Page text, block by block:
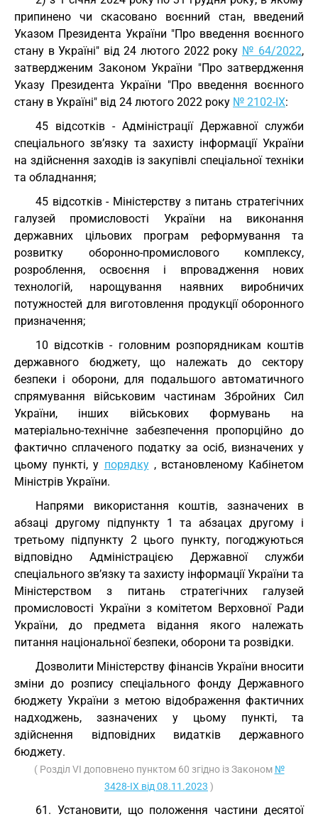
припинено чи скасовано воєнний стан, введений
Указом Президента України "Про введення воєнного
стану в Україні" від 24 лютого 2022 року № 64/2022,
затвердженим Законом України "Про затвердження
Указу Президента України "Про введення воєнного
стану в Україні" від 24 лютого 2022 року № 2102-IX:
45 відсотків - Адміністрації Державної служби
спеціального зв’язку та захисту інформації України
на здійснення заходів із закупівлі спеціальної техніки
та обладнання;
45 відсотків - Міністерству з питань стратегічних
галузей промисловості України на виконання
державних цільових програм реформування та
розвитку оборонно-промислового комплексу,
розроблення, освоєння і впровадження нових
технологій, нарощування наявних виробничих
потужностей для виготовлення продукції оборонного
призначення;
10 відсотків - головним розпорядникам коштів
державного бюджету, що належать до сектору
безпеки і оборони, для подальшого автоматичного
спрямування військовим частинам Збройних Сил
України, інших військових формувань на
матеріально-технічне забезпечення пропорційно до
фактично сплаченого податку за осіб, визначених у
цьому пункті, у порядку, встановленому Кабінетом
Міністрів України.
Напрями використання коштів, зазначених в
абзаці другому підпункту 1 та абзацах другому і
третьому підпункту 2 цього пункту, погоджуються
відповідно Адміністрацією Державної служби
спеціального зв’язку та захисту інформації України та
Міністерством з питань стратегічних галузей
промисловості України з комітетом Верховної Ради
України, до предмета відання якого належать
питання національної безпеки, оборони та розвідки.
Дозволити Міністерству фінансів України вносити
зміни до розпису спеціального фонду Державного
бюджету України з метою відображення фактичних
надходжень, зазначених у цьому пункті, та
здійснення відповідних видатків державного
бюджету.
( Розділ VI доповнено пунктом 60 згідно із Законом №
3428-IX від 08.11.2023 )
61. Установити, що положення частини десятої